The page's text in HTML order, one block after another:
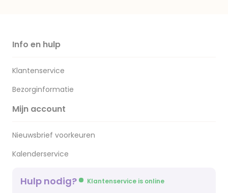
Info en hulp
Klantenservice
Bezorginformatie
Mijn account
Nieuwsbrief voorkeuren
Kalenderservice
Hulp nodig? Klantenservice is online